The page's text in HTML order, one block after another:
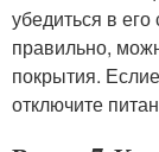
убедиться в
правильно,
покрытия.
отключите